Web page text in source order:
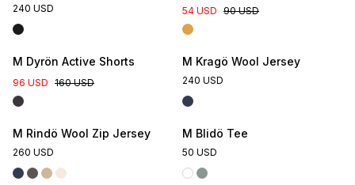
240 USD 54 USD 90 USD
M Dyrön Active Shorts
96 USD 160 USD
M Kragö Wool Jersey
240 USD
M Rindö Wool Zip Jersey
260 USD
M Blidö Tee
50 USD
Online Exclusive